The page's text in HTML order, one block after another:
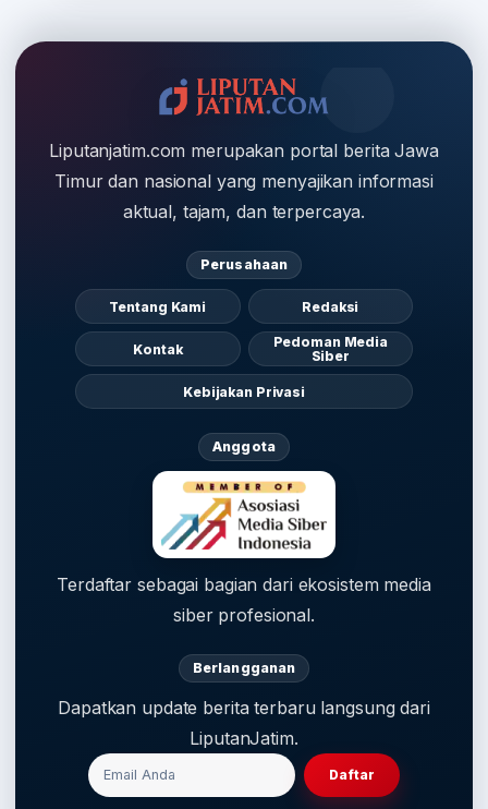
Liputanjatim.com merupakan portal berita Jawa
Timur dan nasional yang menyajikan informasi
aktual, tajam, dan terpercaya.
Perusahaan
Tentang Kami Redaksi
Kontak
Pedoman Media
Siber
Kebijakan Privasi
Anggota
Terdaftar sebagai bagian dari ekosistem media
siber profesional.
Berlangganan
Dapatkan update berita terbaru langsung dari
LiputanJatim.
Daftar